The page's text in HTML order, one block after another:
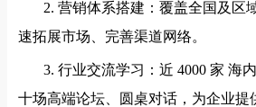
2. 营销体系搭建：覆盖全国及区
速拓展市场、完善渠道网络。
3. 行业交流学习：近 4000 家 海
十场高端论坛、圆桌对话，为企业提